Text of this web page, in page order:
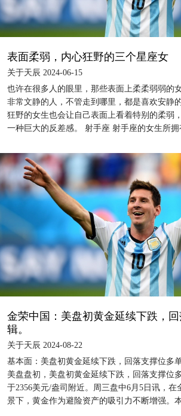
表面柔弱，内心狂野的三个星座女
关于天辰 2024-06-15
也许在很多人的眼里，那些表面上柔柔弱弱的
非常文静的人，不管走到哪里，都是喜欢安静
狂野的女生也会让自己表面上看着特别的柔弱
一种巨大的反差感。 射手座 射手座的女生所
金荣中国：美盘初黄金延续下跌，
辑。
关于天辰 2024-08-22
基本面：美盘初黄金延续下跌，回落支撑位多
美盘盘初，美盘初黄金延续下跌，回落支撑位
于2356美元/盎司附近。周三盘中6月5日讯，在
景下，黄金作为避险资产的吸引力不断增强。